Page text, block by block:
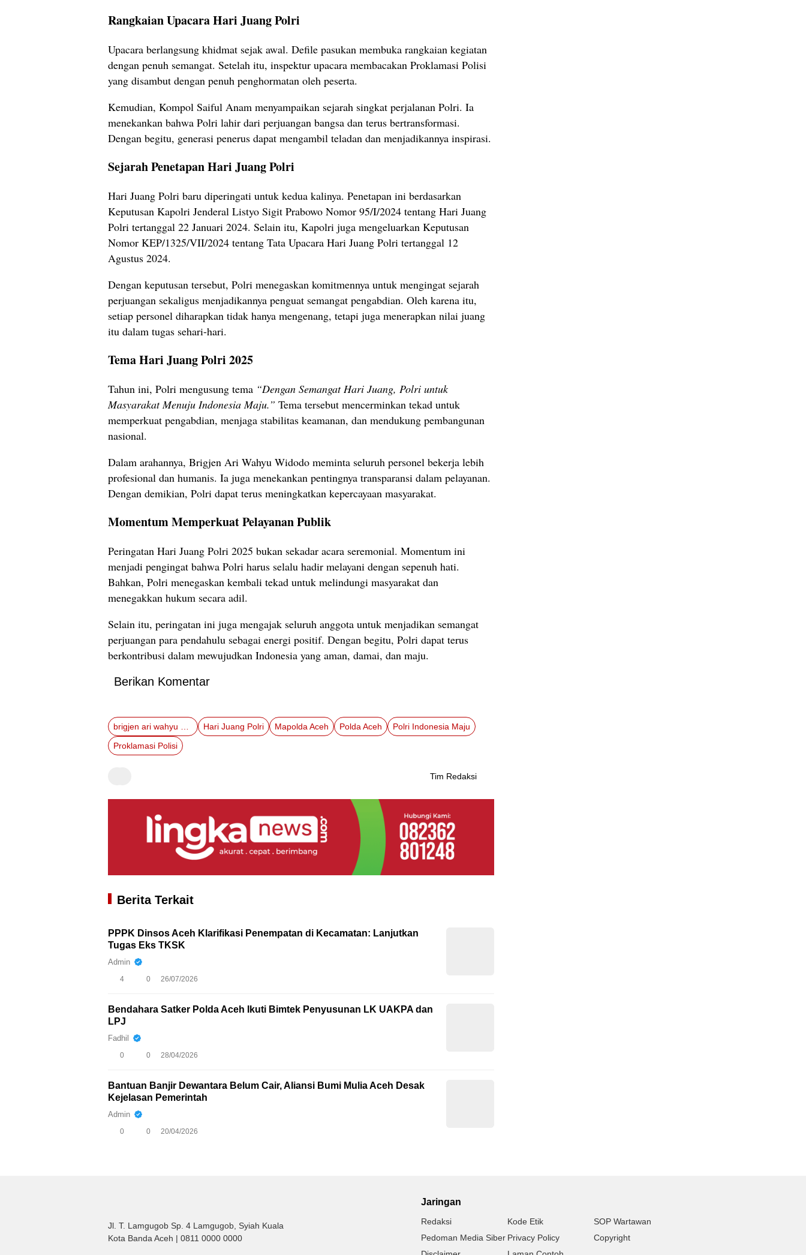
Rangkaian Upacara Hari Juang Polri
Upacara berlangsung khidmat sejak awal. Defile pasukan membuka rangkaian kegiatan
dengan penuh semangat. Setelah itu, inspektur upacara membacakan Proklamasi Polisi
yang disambut dengan penuh penghormatan oleh peserta.
Kemudian, Kompol Saiful Anam menyampaikan sejarah singkat perjalanan Polri. Ia
menekankan bahwa Polri lahir dari perjuangan bangsa dan terus bertransformasi.
Dengan begitu, generasi penerus dapat mengambil teladan dan menjadikannya inspirasi.
Sejarah Penetapan Hari Juang Polri
Hari Juang Polri baru diperingati untuk kedua kalinya. Penetapan ini berdasarkan
Keputusan Kapolri Jenderal Listyo Sigit Prabowo Nomor 95/I/2024 tentang Hari Juang
Polri tertanggal 22 Januari 2024. Selain itu, Kapolri juga mengeluarkan Keputusan
Nomor KEP/1325/VII/2024 tentang Tata Upacara Hari Juang Polri tertanggal 12
Agustus 2024.
Dengan keputusan tersebut, Polri menegaskan komitmennya untuk mengingat sejarah
perjuangan sekaligus menjadikannya penguat semangat pengabdian. Oleh karena itu,
setiap personel diharapkan tidak hanya mengenang, tetapi juga menerapkan nilai juang
itu dalam tugas sehari-hari.
Tema Hari Juang Polri 2025
Tahun ini, Polri mengusung tema “Dengan Semangat Hari Juang, Polri untuk
Masyarakat Menuju Indonesia Maju.” Tema tersebut mencerminkan tekad untuk
memperkuat pengabdian, menjaga stabilitas keamanan, dan mendukung pembangunan
nasional.
Dalam arahannya, Brigjen Ari Wahyu Widodo meminta seluruh personel bekerja lebih
profesional dan humanis. Ia juga menekankan pentingnya transparansi dalam pelayanan.
Dengan demikian, Polri dapat terus meningkatkan kepercayaan masyarakat.
Momentum Memperkuat Pelayanan Publik
Peringatan Hari Juang Polri 2025 bukan sekadar acara seremonial. Momentum ini
menjadi pengingat bahwa Polri harus selalu hadir melayani dengan sepenuh hati.
Bahkan, Polri menegaskan kembali tekad untuk melindungi masyarakat dan
menegakkan hukum secara adil.
Selain itu, peringatan ini juga mengajak seluruh anggota untuk menjadikan semangat
perjuangan para pendahulu sebagai energi positif. Dengan begitu, Polri dapat terus
berkontribusi dalam mewujudkan Indonesia yang aman, damai, dan maju.
Berikan Komentar
Hari Juang Polri Mapolda Aceh Polda Aceh
Polri Indonesia Maju
Proklamasi Polisi
Tim Redaksi
Berita Terkait
PPPK Dinsos Aceh Klarifikasi Penempatan di Kecamatan: Lanjutkan
Tugas Eks TKSK
Admin
4 0 26/07/2026
Bendahara Satker Polda Aceh Ikuti Bimtek Penyusunan LK UAKPA dan
LPJ
Fadhil
0 0 28/04/2026
Bantuan Banjir Dewantara Belum Cair, Aliansi Bumi Mulia Aceh Desak
Kejelasan Pemerintah
Admin
0 0 20/04/2026
Jl. T. Lamgugob Sp. 4 Lamgugob, Syiah Kuala
Kota Banda Aceh | 0811 0000 0000
Jaringan
Redaksi Kode Etik
SOP Wartawan
Pedoman Media Siber Privacy Policy
Copyright